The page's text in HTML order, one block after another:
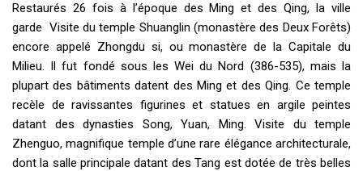
Restaurés 26 fois à l’époque des Ming et des Qing, la ville
garde Visite du temple Shuanglin (monastère des Deux Forêts)
encore appelé Zhongdu si, ou monastère de la Capitale du
Milieu. Il fut fondé sous les Wei du Nord (386-535), mais la
plupart des bâtiments datent des Ming et des Qing. Ce temple
recèle de ravissantes figurines et statues en argile peintes
datant des dynasties Song, Yuan, Ming. Visite du temple
Zhenguo, magnifique temple d’une rare élégance architecturale,
dont la salle principale datant des Tang est dotée de très belles